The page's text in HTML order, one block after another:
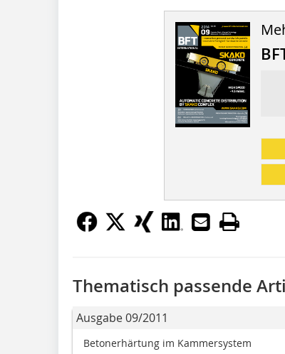
Thematisch passende
Ausgabe 09/2011
Betonerhärtung im Kammersystem